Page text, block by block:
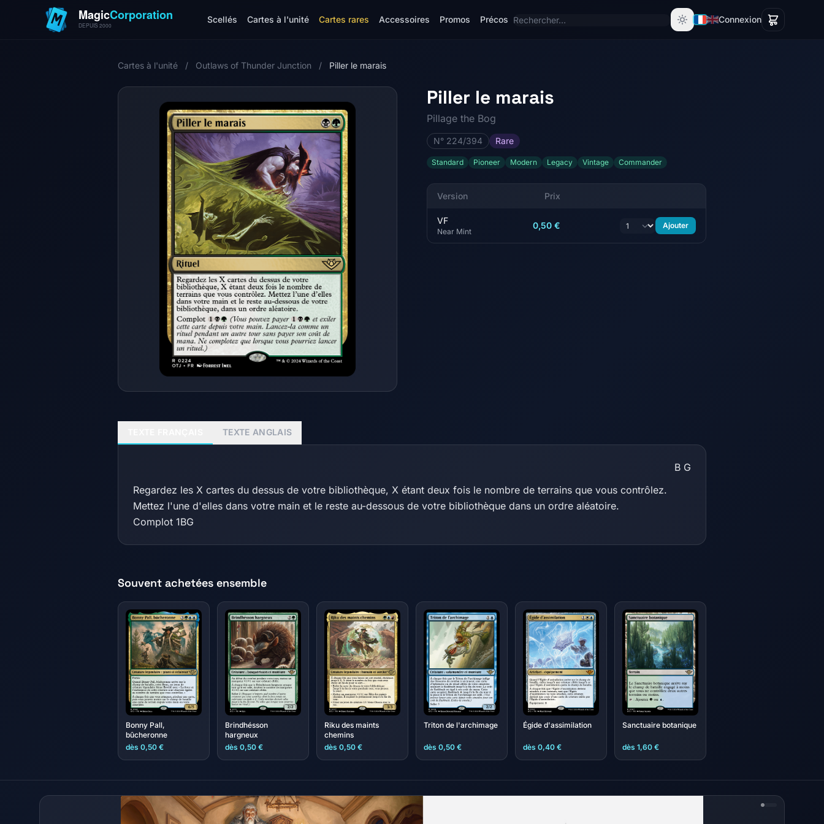
Scellés Cartes à l'unité Cartes rares Accessoires Promos Précos Connexion
Cartes à l'unité / Outlaws of Thunder Junction / Piller le marais
Piller le marais
Pillage the Bog
N° 224/394 Rare
Standard Pioneer Modern Legacy Vintage Commander
Version Prix
VF
Near Mint
0,50 € Ajouter
TEXTE ANGLAIS
B G
Regardez les X cartes du dessus de votre bibliothèque, X étant deux fois le nombre de terrains que vous contrôlez.
Mettez l'une d'elles dans votre main et le reste au-dessous de votre bibliothèque dans un ordre aléatoire.
Complot 1BG
Souvent achetées ensemble
Bonny Pall,
bûcheronne
dès 0,50 €
Brindhésson
hargneux
dès 0,50 €
Riku des maints
chemins
dès 0,50 €
Triton de l'archimage
dès 0,50 €
Égide d'assimilation
dès 0,40 €
Sanctuaire botanique
dès 1,60 €